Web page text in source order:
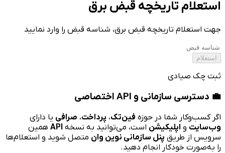
استعلام تاریخچه قبض برق
جهت استعلام تاریخچه قبض برق، شناسه قبض را وارد نمایید
استعلام
ثبت چک صیادی
💼 دسترسی سازمانی و API اختصاصی
اگر کسب‌وکار شما در حوزه فین‌تک، پرداخت، صرافی یا دارای
وب‌سایت و اپلیکیشن است، می‌توانید به نسخه API همین
سرویس از طریق پنل سازمانی نوین وان متصل شوید و استعلام‌ها
را به‌صورت خودکار انجام دهید.